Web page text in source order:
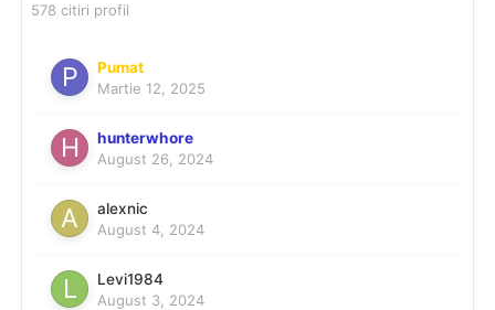
578 citiri profil
Pumat
Martie 12, 2025
hunterwhore
August 26, 2024
alexnic
August 4, 2024
Levi1984
August 3, 2024